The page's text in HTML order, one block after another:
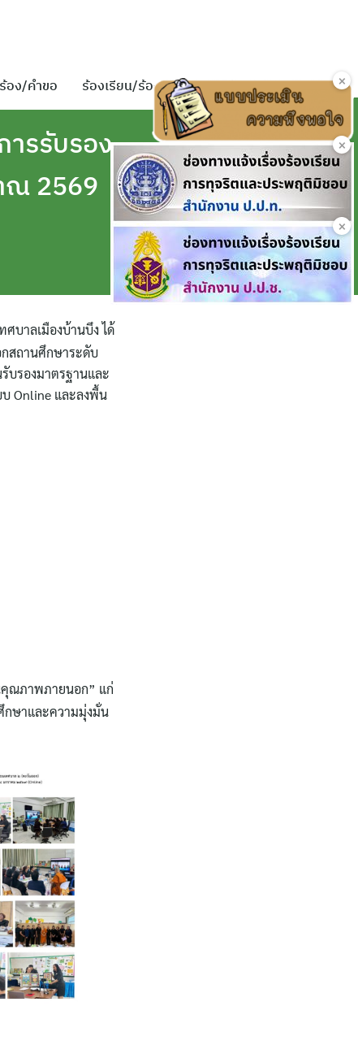
อง/คำขอ ร้องเรียน/ร้องทุกข์ ติดต่อเรา
ารรับรอง
ณ 2569
บาลเมืองบ้านบึง ได้
กสถานศึกษาระดับ
บรองมาตรฐานและ
Online และลงพื้น
คุณภาพภายนอก” แก่
กษาและความมุ่งมั่น
×
×
×